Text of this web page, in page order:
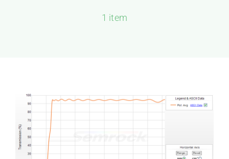
关于量感
联系我们
1 item